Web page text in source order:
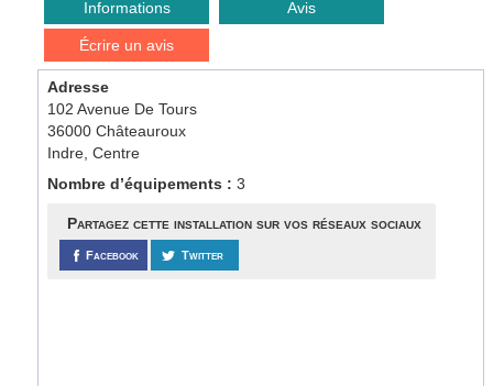
Informations Avis
Écrire un avis
Adresse
102 Avenue De Tours
36000 Châteauroux
Indre, Centre
Nombre d’équipements :3
Partagez cette installation sur vos réseaux sociaux
Facebook Twitter